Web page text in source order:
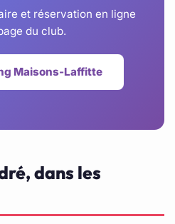
et réservation en ligne
du club.
Maisons-Laffitte
dans les